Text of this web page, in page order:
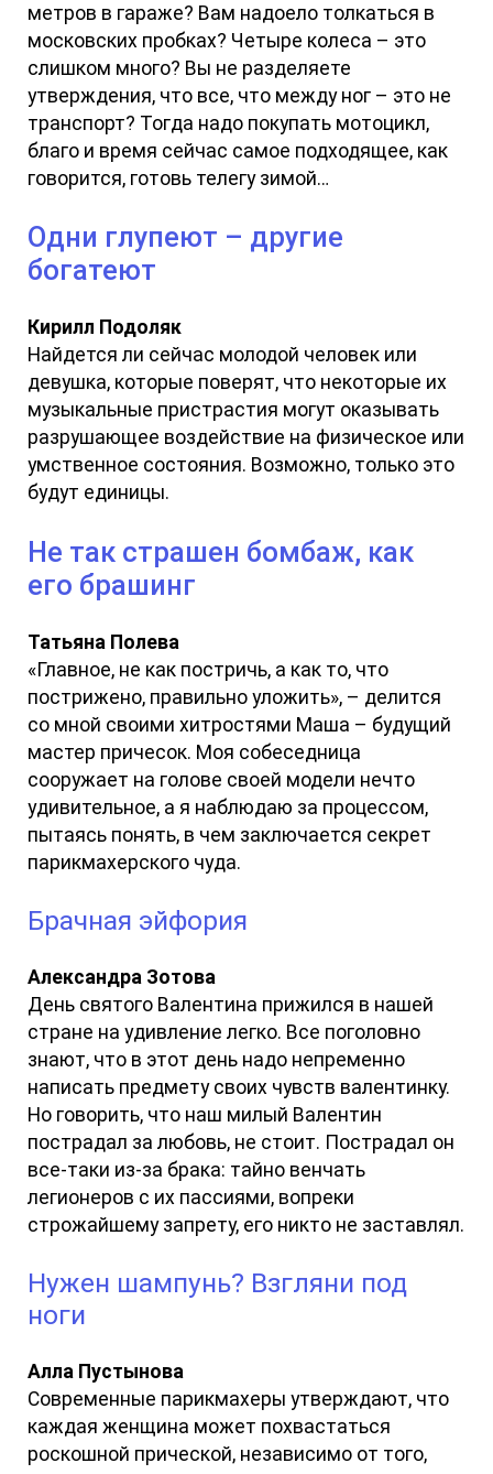
метров в гараже? Вам надоело толкаться в
московских пробках? Четыре колеса – это
слишком много? Вы не разделяете
утверждения, что все, что между ног – это не
транспорт? Тогда надо покупать мотоцикл,
благо и время сейчас самое подходящее, как
говорится, готовь телегу зимой…
Одни глупеют – другие
богатеют
Кирилл Подоляк
Найдется ли сейчас молодой человек или
девушка, которые поверят, что некоторые их
музыкальные пристрастия могут оказывать
разрушающее воздействие на физическое или
умственное состояния. Возможно, только это
будут единицы.
Не так страшен бомбаж, как
его брашинг
Татьяна Полева
«Главное, не как постричь, а как то, что
пострижено, правильно уложить», – делится
со мной своими хитростями Маша – будущий
мастер причесок. Моя собеседница
сооружает на голове своей модели нечто
удивительное, а я наблюдаю за процессом,
пытаясь понять, в чем заключается секрет
парикмахерского чуда.
Брачная эйфория
Александра Зотова
День святого Валентина прижился в нашей
стране на удивление легко. Все поголовно
знают, что в этот день надо непременно
написать предмету своих чувств валентинку.
Но говорить, что наш милый Валентин
пострадал за любовь, не стоит. Пострадал он
все-таки из-за брака: тайно венчать
легионеров с их пассиями, вопреки
строжайшему запрету, его никто не заставлял.
Нужен шампунь? Взгляни под
ноги
Алла Пустынова
Современные парикмахеры утверждают, что
каждая женщина может похвастаться
роскошной прической, независимо от того,